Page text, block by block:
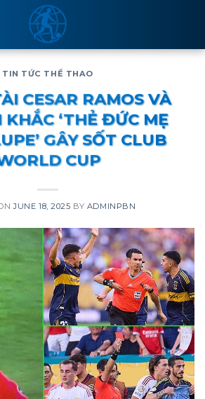
TIN TỨC THỂ THAO
CESAR RAMOS VÀ
KHẮC ‘THẺ ĐỨC MẸ
GÂY SỐT CLUB
CUP
JUNE 18, 2025 BY ADMINPBN